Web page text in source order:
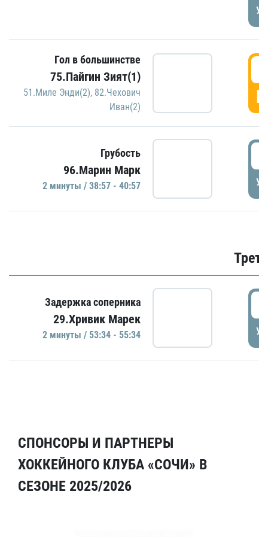
Гол в большинстве
75.Пайгин Зият(1)
51.Миле Энди(2), 82.Чехович
Иван(2)
Грубость
96.Марин Марк
2 минуты / 38:57 - 40:57
Задержка соперника
29.Хривик Марек
2 минуты / 53:34 - 55:34
СПОНСОРЫ И ПАРТНЕРЫ
ХОККЕЙНОГО КЛУБА «СОЧИ» В
СЕЗОНЕ 2025/2026